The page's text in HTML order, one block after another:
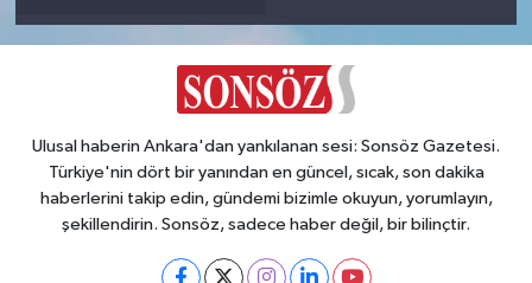
Ulusal haberin Ankara'dan yankılanan sesi: Sonsöz Gazetesi.
Türkiye'nin dört bir yanından en güncel, sıcak, son dakika
haberlerini takip edin, gündemi bizimle okuyun, yorumlayın,
şekillendirin. Sonsöz, sadece haber değil, bir bilinçtir.